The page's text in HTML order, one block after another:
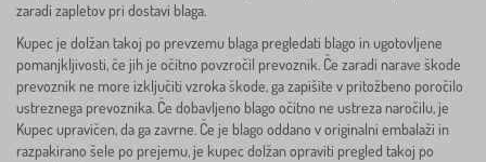
zaradi zapletov pri dostavi blaga.
Kupec je dolžan takoj po prevzemu blaga pregledati blago in ugotovljene
pomanjkljivosti, če jih je očitno povzročil prevoznik. Če zaradi narave škode
prevoznik ne more izključiti vzroka škode, ga zapišite v pritožbeno poročilo
ustreznega prevoznika. Če dobavljeno blago očitno ne ustreza naročilu, je
Kupec upravičen, da ga zavrne. Če je blago oddano v originalni embalaži in
razpakirano šele po prejemu, je kupec dolžan opraviti pregled takoj po